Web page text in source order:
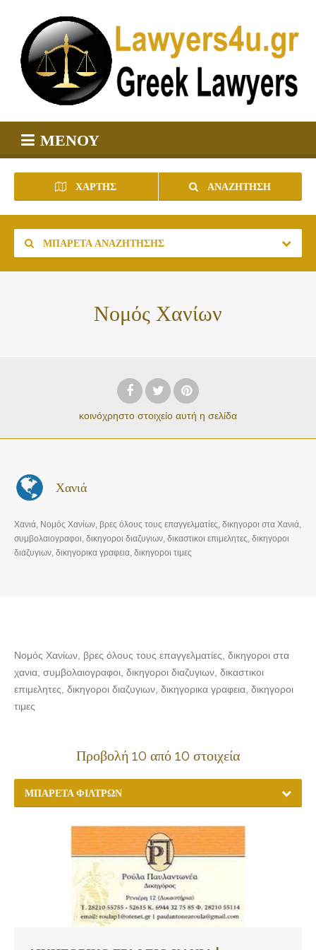
ΜΕΝΟΎ
ΧΆΡΤΗΣ ΑΝΑΖΉΤΗΣΗ
ΜΠΑΡΈΤΑ ΑΝΑΖΉΤΗΣΗΣ
Νομός Χανίων
κοινόχρηστο στοιχείο αυτή η σελίδα
Χανιά
Χανιά, Νομός Χανίων, βρες όλους τους επαγγελματίες, δικηγοροι στα Χανιά,
συμβολαιογραφοι, δικηγοροι διαζυγιων, δικαστικοι επιμελητες, δικηγοροι
διαζυγιων, δικηγορικα γραφεια, δικηγοροι τιμες
Νομός Χανίων, βρες όλους τους επαγγελματίες, δικηγοροι στα
χανια, συμβολαιογραφοι, δικηγοροι διαζυγιων, δικαστικοι
επιμελητες, δικηγοροι διαζυγιων, δικηγορικα γραφεια, δικηγοροι
τιμες
Προβολή 10 από 10 στοιχεία
ΜΠΑΡΈΤΑ ΦΊΛΤΡΩΝ